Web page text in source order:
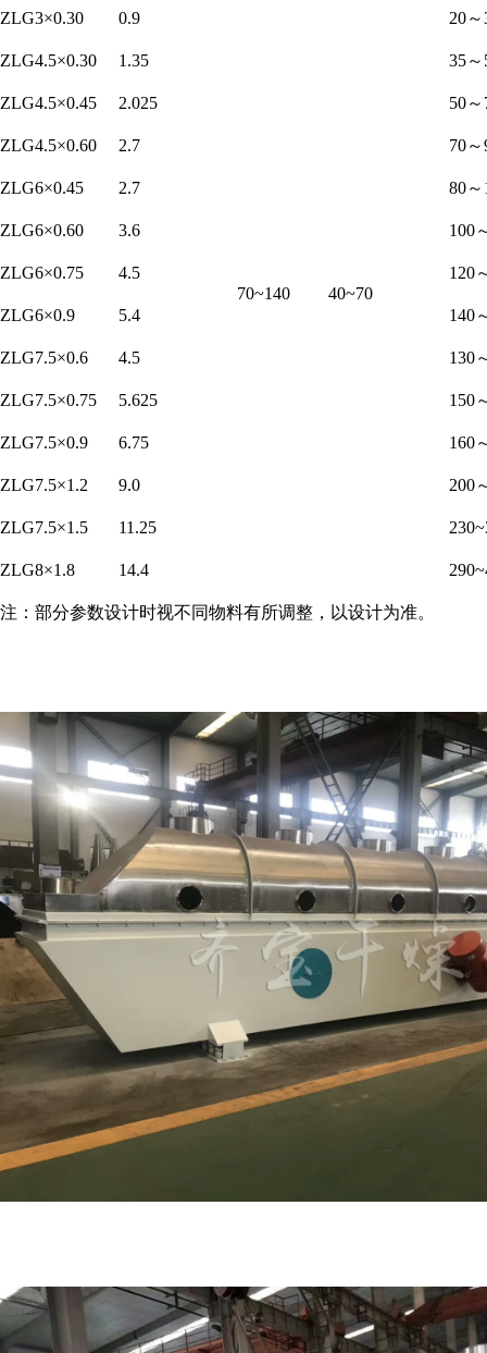
ZLG3×0.30 0.9
70~140 40~70
20～
ZLG4.5×0.30 1.35 35～
ZLG4.5×0.45 2.025 50～
ZLG4.5×0.60 2.7 70～
ZLG6×0.45 2.7 80～
ZLG6×0.60 3.6 100
ZLG6×0.75 4.5 120
ZLG6×0.9 5.4 140
ZLG7.5×0.6 4.5 130
ZLG7.5×0.75 5.625 150
ZLG7.5×0.9 6.75 160
ZLG7.5×1.2 9.0 200
ZLG7.5×1.5 11.25
ZLG8×1.8 14.4
注：部分参数设计时视不同物料有所调整，以设计为准。